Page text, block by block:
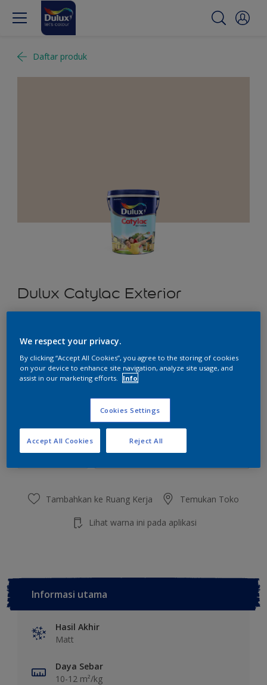
Daftar produk
Dulux Catylac Exterior
Ukuran
Jumlah Kalkulator cat
Hitung
Tambahkan ke Ruang Kerja Temukan Toko
Lihat warna ini pada aplikasi
Informasi utama
Hasil Akhir
Matt
Daya Sebar
10-12 m²/kg
We respect your privacy.
By clicking “Accept All Cookies”, you agree to the storing of cookies
on your device to enhance site navigation, analyze site usage, and
assist in our marketing efforts.
Info
Cookies Settings
Reject All
Accept All Cookies